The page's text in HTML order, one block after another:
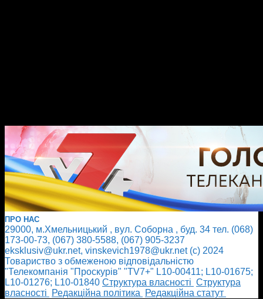
ПРО НАС
29000, м.Хмельницький , вул. Соборна , буд. 34 тел. (068)
173-00-73, (067) 380-5588, (067) 905-3237
eksklusiv@ukr.net, vinskevich1978@ukr.net (с) 2024
Товариство з обмеженою відповідальністю
"Телекомпанія "Проскурів" "TV7+" L10-00411; L10-01675;
L10-01276; L10-01840 Cтруктура власності Cтруктура
власності
Редакційна політика
Редакційна статут